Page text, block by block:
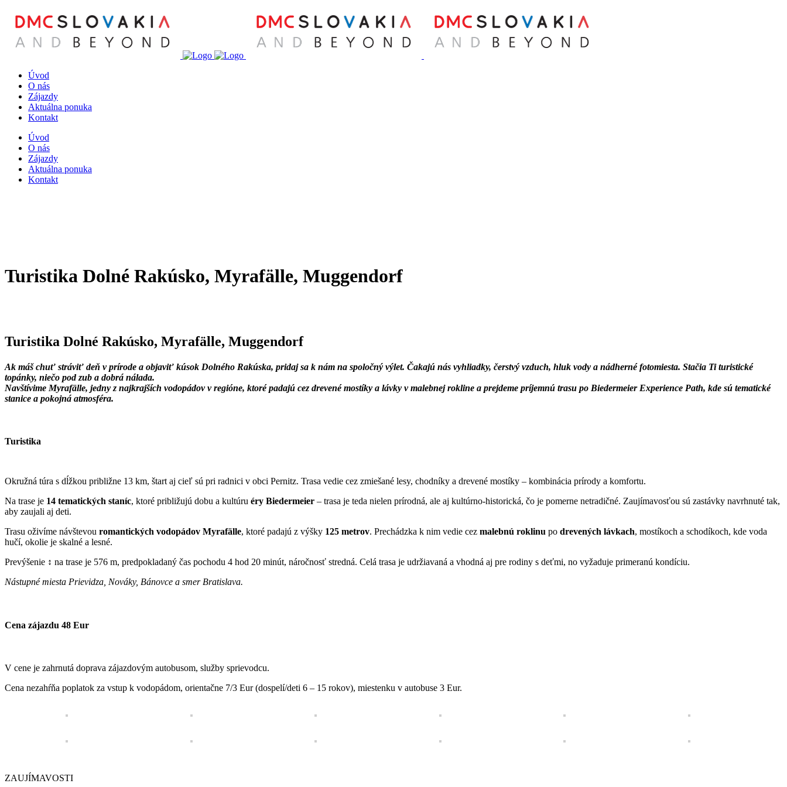
Úvod
O nás
Zájazdy
Aktuálna ponuka
Kontakt
Úvod
O nás
Zájazdy
Aktuálna ponuka
Kontakt
Turistika Dolné Rakúsko, Myrafälle, Muggendorf
Turistika Dolné Rakúsko, Myrafälle, Muggendorf
Ak máš chuť stráviť deň v prírode a objaviť kúsok Dolného Rakúska, pridaj sa k nám na spoločný výlet. Čakajú nás vyhliadky, čerstvý vzduch, hluk vody a nádherné fotomiesta. Stačia Ti turistické
topánky, niečo pod zub a dobrá nálada.
Navštívime Myrafälle, jedny z najkrajších vodopádov v regióne, ktoré padajú cez drevené mostíky a lávky v malebnej rokline a prejdeme príjemnú trasu po Biedermeier Experience Path, kde sú tematické
stanice a pokojná atmosféra.
Turistika
Okružná túra s dĺžkou približne 13 km, štart aj cieľ sú pri radnici v obci Pernitz. Trasa vedie cez zmiešané lesy, chodníky a drevené mostíky – kombinácia prírody a komfortu.
Na trase je 14 tematických staníc, ktoré približujú dobu a kultúru éry Biedermeier – trasa je teda nielen prírodná, ale aj kultúrno-historická, čo je pomerne netradičné. Zaujímavosťou sú zastávky navrhnuté tak,
aby zaujali aj deti.
Trasu oživíme návštevou romantických vodopádov Myrafälle, ktoré padajú z výšky 125 metrov. Prechádzka k nim vedie cez malebnú roklinu po drevených lávkach, mostíkoch a schodíkoch, kde voda
hučí, okolie je skalné a lesné.
Prevýšenie ↕ na trase je 576 m, predpokladaný čas pochodu 4 hod 20 minút, náročnosť stredná. Celá trasa je udržiavaná a vhodná aj pre rodiny s deťmi, no vyžaduje primeranú kondíciu.
Nástupné miesta Prievidza, Nováky, Bánovce a smer Bratislava.
Cena zájazdu 48 Eur
V cene je zahrnutá doprava zájazdovým autobusom, služby sprievodcu.
Cena nezahŕňa poplatok za vstup k vodopádom, orientačne 7/3 Eur (dospelí/deti 6 – 15 rokov), miestenku v autobuse 3 Eur.
ZAUJÍMAVOSTI